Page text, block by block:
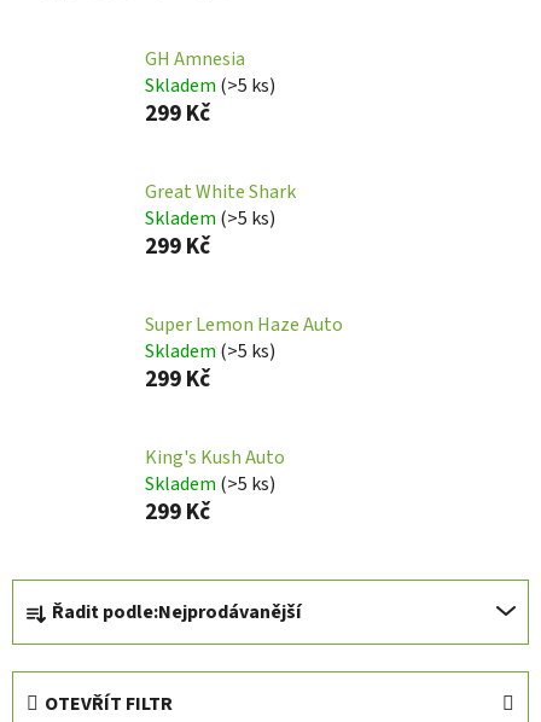
GH Amnesia
Skladem (>5 ks)
299 Kč
Great White Shark
Skladem (>5 ks)
299 Kč
Super Lemon Haze Auto
Skladem (>5 ks)
299 Kč
King's Kush Auto
Skladem (>5 ks)
299 Kč
Ř
a
z
Řadit podle:Nejprodávanější
OTEVŘÍT FILTR